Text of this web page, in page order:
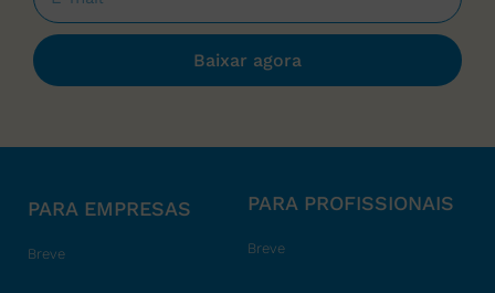
Baixar agora
PARA EMPRESAS
Breve
PARA PROFISSIONAIS
Breve